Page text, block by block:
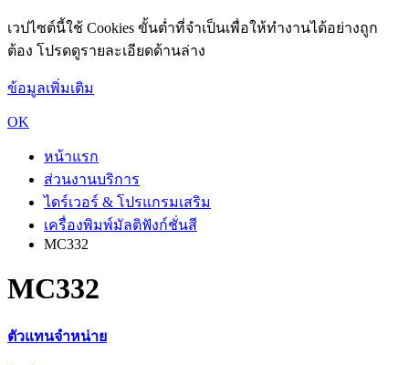
เวปไซต์นี้ใช้ Cookies ขั้นต่ำที่จำเป็นเพื่อให้ทำงานได้อย่างถูก
ต้อง โปรดดูรายละเอียดด้านล่าง
ข้อมูลเพิ่มเติม
OK
หน้าแรก
ส่วนงานบริการ
ไดร์เวอร์ & โปรแกรมเสริม
เครื่องพิมพ์มัลติฟังก์ชั่นสี
MC332
MC332
ตัวแทนจำหน่าย